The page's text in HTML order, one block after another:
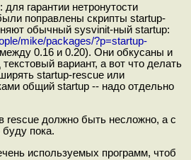
гарантии нетронутости
поправлены скрипты startup-
обычный sysvinit-ный startup:
mike/packages/?p=startup-
0.16 и 0.20). Они обкусаны и
вариант, а вот что делать
startup-rescue или
общий startup -- надо отдельно
rescue должно быть несложно, а с
пока.
используемых программ, чтоб